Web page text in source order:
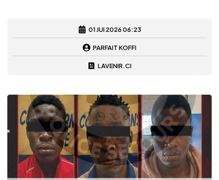
01 JUI 2026 06:23
PARFAIT KOFFI
LAVENIR.CI